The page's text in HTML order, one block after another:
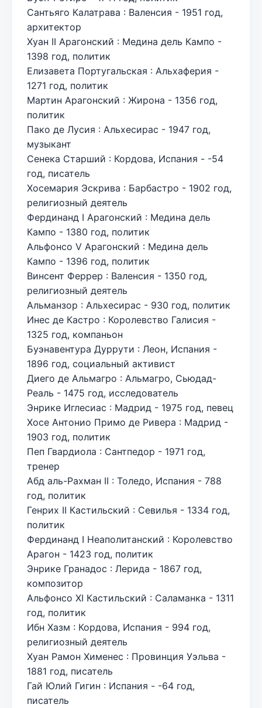
Сантьяго Калатрава : Валенсия - 1951 год,
архитектор
Хуан II Арагонский : Медина дель Кампо -
1398 год, политик
Елизавета Португальская : Альхаферия -
1271 год, политик
Мартин Арагонский : Жирона - 1356 год,
политик
Пако де Лусия : Альхесирас - 1947 год,
музыкант
Сенека Старший : Кордова, Испания - -54
год, писатель
Хосемария Эскрива : Барбастро - 1902 год,
религиозный деятель
Фердинанд I Арагонский : Медина дель
Кампо - 1380 год, политик
Альфонсо V Арагонский : Медина дель
Кампо - 1396 год, политик
Винсент Феррер : Валенсия - 1350 год,
религиозный деятель
Альманзор : Альхесирас - 930 год, политик
Инес де Кастро : Королевство Галисия -
1325 год, компаньон
Буэнавентура Дуррути : Леон, Испания -
1896 год, социальный активист
Диего де Альмагро : Альмагро, Сьюдад-
Реаль - 1475 год, исследователь
Энрике Иглесиас : Мадрид - 1975 год, певец
Хосе Антонио Примо де Ривера : Мадрид -
1903 год, политик
Пеп Гвардиола : Сантпедор - 1971 год,
тренер
Абд аль-Рахман II : Толедо, Испания - 788
год, политик
Генрих II Кастильский : Севилья - 1334 год,
политик
Фердинанд I Неаполитанский : Королевство
Арагон - 1423 год, политик
Энрике Гранадос : Лерида - 1867 год,
композитор
Альфонсо XI Кастильский : Саламанка - 1311
год, политик
Ибн Хазм : Кордова, Испания - 994 год,
религиозный деятель
Хуан Рамон Хименес : Провинция Уэльва -
1881 год, писатель
Гай Юлий Гигин : Испания - -64 год,
писатель